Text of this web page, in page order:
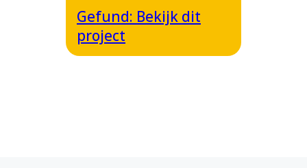
Gefund: Bekijk dit
project